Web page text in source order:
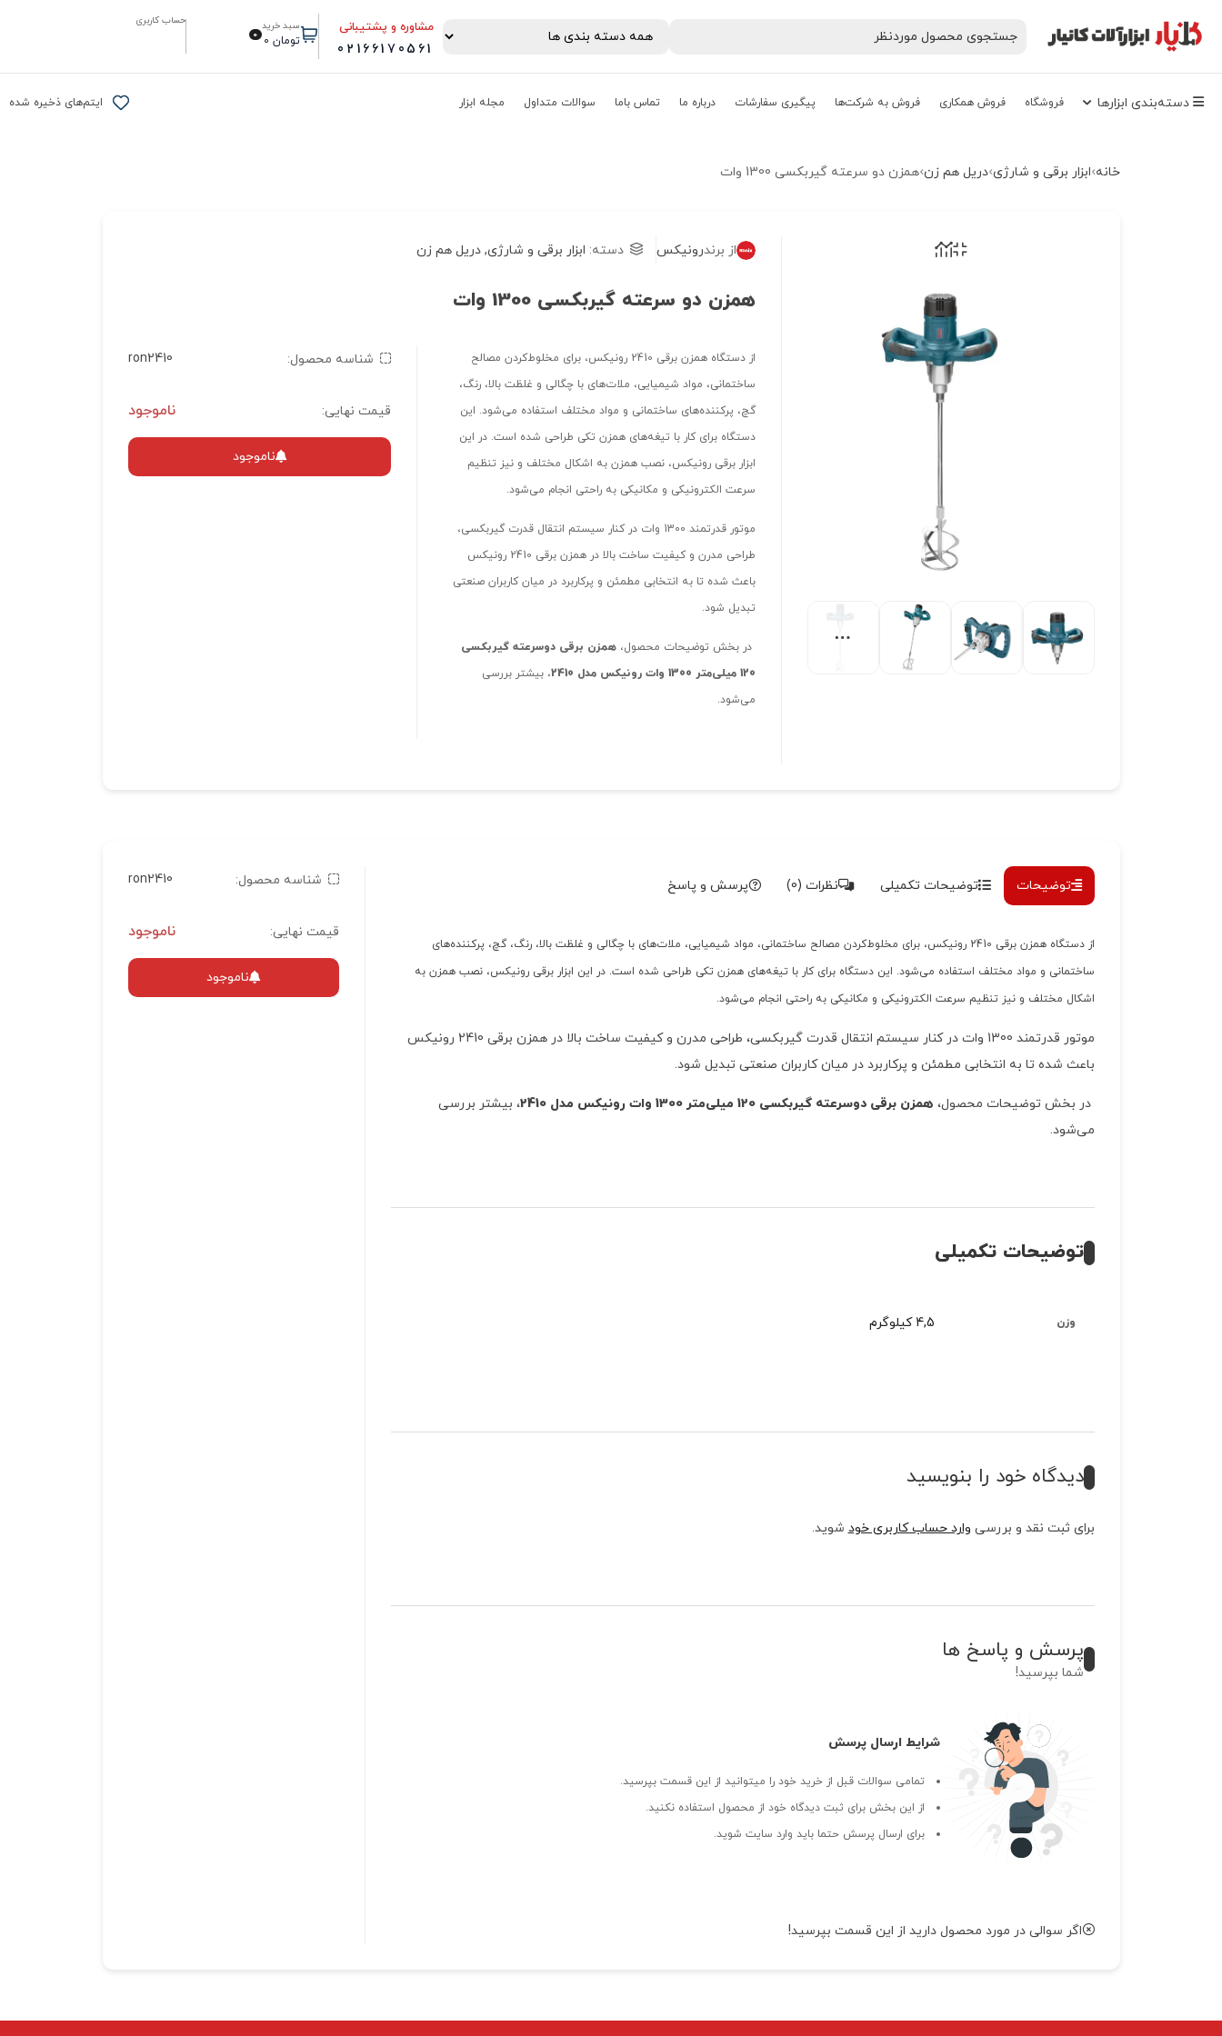
سبد خرید
0تومان 0 مشاوره و پشتیبانی
02166170561
حساب کاربری
دسته‌‌بندی‌ ابزارها فروشگاه فروش همکاری فروش به شرکت‌ها پیگیری سفارشات درباره ما تماس باما سوالات متداول مجله ابزار ایتم‌های ذخیره شده
خانه ابزار برقی و شارژی دریل هم زن همزن دو سرعته گیربکسی 1300 وات
از برندرونیکس دسته: ابزار برقی و شارژی,دریل هم زن
همزن دو سرعته گیربکسی 1300 وات
از دستگاه همزن برقی 2410 رونیکس، برای مخلوط‌کردن مصالح
ساختمانی، مواد شیمیایی، ملات‌های با چگالی و غلظت بالا، رنگ،
گچ، پرکننده‌های ساختمانی و مواد مختلف استفاده می‌شود. این
دستگاه برای کار با تیغه‌های همزن تکی طراحی شده است. در این
ابزار برقی رونیکس، نصب همزن به اشکال مختلف و نیز تنظیم
سرعت الکترونیکی و مکانیکی به راحتی انجام می‌شود.
موتور قدرتمند 1300 وات در کنار سیستم انتقال قدرت گیربکسی،
طراحی مدرن و کیفیت ساخت بالا در همزن برقی 2410 رونیکس
باعث شده تا به انتخابی مطمئن و پرکاربرد در میان کاربران صنعتی
تبدیل شود.
در بخش توضیحات محصول،همزن برقی دوسرعته گیربکسی
120 میلی‌متر 1300 وات رونیکس مدل 2410
، بیشتر بررسی
می‌شود.
شناسه محصول: ron2410
قیمت نهایی: ناموجود
ناموجود
توضیحات توضیحات تکمیلی نظرات (0) پرسش و پاسخ
از دستگاه همزن برقی 2410 رونیکس، برای مخلوط‌کردن مصالح ساختمانی، مواد شیمیایی، ملات‌های با چگالی و غلظت بالا، رنگ، گچ، پرکننده‌های
ساختمانی و مواد مختلف استفاده می‌شود. این دستگاه برای کار با تیغه‌های همزن تکی طراحی شده است. در این ابزار برقی رونیکس، نصب همزن به
اشکال مختلف و نیز تنظیم سرعت الکترونیکی و مکانیکی به راحتی انجام می‌شود.
موتور قدرتمند 1300 وات در کنار سیستم انتقال قدرت گیربکسی، طراحی مدرن و کیفیت ساخت بالا در همزن برقی 2410 رونیکس
باعث شده تا به انتخابی مطمئن و پرکاربرد در میان کاربران صنعتی تبدیل شود.
در بخش توضیحات محصول، همزن برقی دوسرعته گیربکسی 120 میلی‌متر 1300 وات رونیکس مدل 2410
، بیشتر بررسی
می‌شود.
توضیحات تکمیلی
وزن 4,5 کیلوگرم
دیدگاه خود را بنویسید
برای ثبت نقد و بررسی وارد حساب کاربری خودشوید.
پرسش و پاسخ ها
شما بپرسید!
شرایط ارسال پرسش
تمامی سوالات قبل از خرید خود را میتوانید از این قسمت بپرسید.
از این بخش برای ثبت دیدگاه خود از محصول استفاده نکنید.
برای ارسال پرسش حتما باید وارد سایت شوید.
اگر سوالی در مورد محصول دارید از این قسمت بپرسید!
شناسه محصول: ron2410
قیمت نهایی: ناموجود
ناموجود